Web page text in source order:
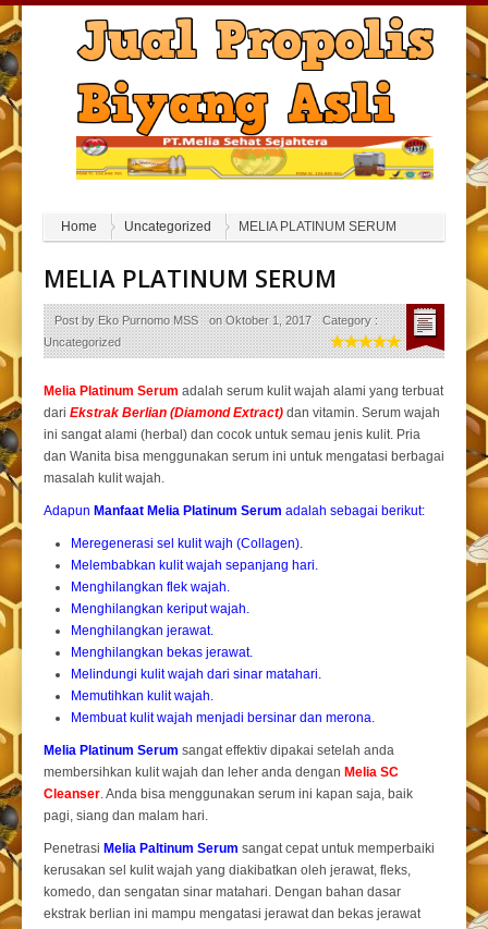
Home Uncategorized MELIA PLATINUM SERUM
MELIA PLATINUM SERUM
Post byEko Purnomo MSS onOktober 1, 2017
Category :
Uncategorized
Melia Platinum Serum adalah serum kulit wajah alami yang terbuat
dari Ekstrak Berlian (Diamond Extract) dan vitamin. Serum wajah
ini sangat alami (herbal) dan cocok untuk semau jenis kulit. Pria
dan Wanita bisa menggunakan serum ini untuk mengatasi berbagai
masalah kulit wajah.
Adapun Manfaat Melia Platinum Serum adalah sebagai berikut:
Meregenerasi sel kulit wajh (Collagen).
Melembabkan kulit wajah sepanjang hari.
Menghilangkan flek wajah.
Menghilangkan keriput wajah.
Menghilangkan jerawat.
Menghilangkan bekas jerawat.
Melindungi kulit wajah dari sinar matahari.
Memutihkan kulit wajah.
Membuat kulit wajah menjadi bersinar dan merona.
Melia Platinum Serum sangat effektiv dipakai setelah anda
membersihkan kulit wajah dan leher anda dengan Melia SC
Cleanser. Anda bisa menggunakan serum ini kapan saja, baik
pagi, siang dan malam hari.
Penetrasi Melia Paltinum Serum sangat cepat untuk memperbaiki
kerusakan sel kulit wajah yang diakibatkan oleh jerawat, fleks,
komedo, dan sengatan sinar matahari. Dengan bahan dasar
ekstrak berlian ini mampu mengatasi jerawat dan bekas jerawat